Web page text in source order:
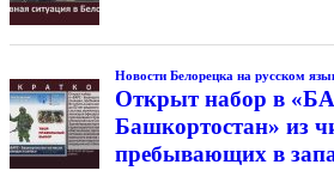
Новости Белорецка на русском
Открыт набор в
Башкортостан» из
пребывающих в